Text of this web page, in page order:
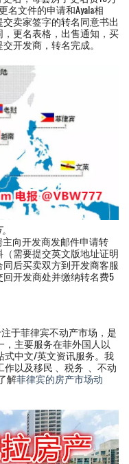
名文件的申请和Ayala相
卖家签字的转名同意书出
更名表格，出售通知，买
开发商，转名完成。
向开发商发邮件申请转
需要提交英文版地址证明
后买卖双方到开发商客服
开发商处并缴纳转名费5
于菲律宾不动产市场，是
主要服务在菲外国人以
式中文/英文资讯服务。我
以及移民 、税务 、不动
解菲律宾的房产市场动